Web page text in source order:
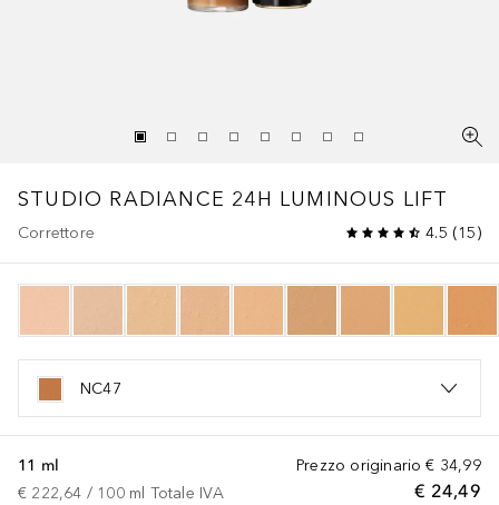
STUDIO RADIANCE 24H LUMINOUS LIFT
Correttore 4.5 (15)
NC47
Prezzo originario € 34,99
€ 24,49
11 ml
€ 222,64 / 100 ml Totale IVA